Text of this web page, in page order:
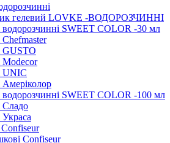
гелевий LOVKE -ВОДОРОЗЧИННІ
водорозчинні SWEET COLOR -30 мл
Chefmaster
GUSTO
Modecor
UNIC
Амеріколор
водорозчинні SWEET COLOR -100 мл
Сладо
Украса
Confiseur